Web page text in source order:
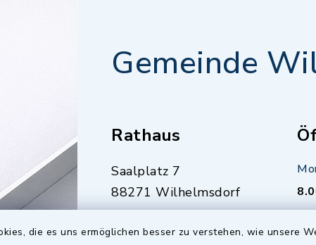
die es uns ermöglichen besser zu verstehen, wie unsere
Gemeinde
Rathaus
Saalplatz 7
88271 Wilhelmsdorf